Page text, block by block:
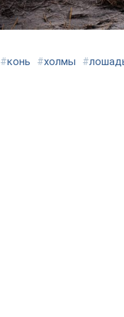
#конь #холмы #